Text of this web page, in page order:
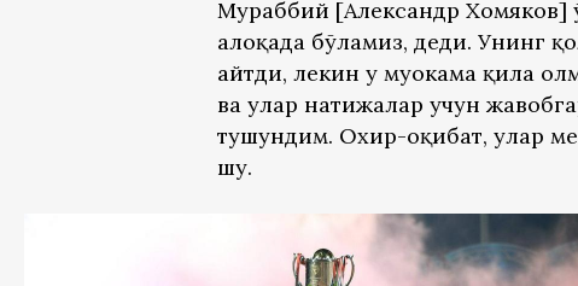
Мураббий [Александр Хомяков]
алоқада бўламиз, деди. Унинг
айтди, лекин у муҳокама қила
ва улар натижалар учун
тушундим. Охир-оқибат, улар
шу.